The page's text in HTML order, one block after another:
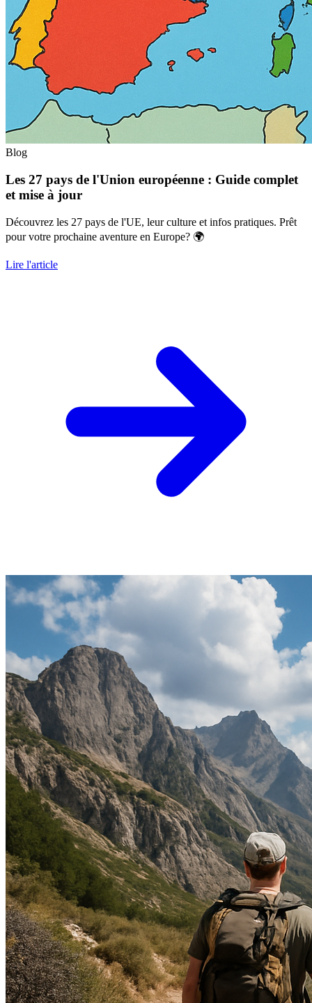
Blog
Les 27 pays de l'Union européenne : Guide complet
et mise à jour
Découvrez les 27 pays de l'UE, leur culture et infos pratiques. Prêt
pour votre prochaine aventure en Europe? 🌍
Lire l'article